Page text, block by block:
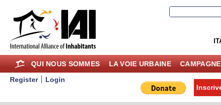
QUI NOUS SOMMES LA VOIE URBAINE
Register
Login